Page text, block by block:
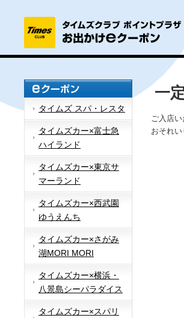
タイムズ スパ・レスタ
タイムズカー×富士急
ハイランド
タイムズカー×東京サ
マーランド
タイムズカー×西武園
ゆうえんち
タイムズカー×さがみ
湖MORI MORI
タイムズカー×横浜・
八景島シーパラダイス
タイムズカー×スパリ
一
ご入店
おそれ